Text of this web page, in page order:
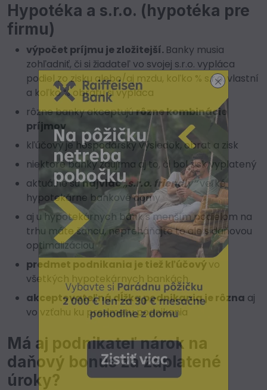
Hypotéka a s.r.o. (hypotéka pre
firmu)
výpočet príjmu je zložitejší. Banky musia
zohľadniť, či si žiadateľ vo svojej s.r.o. vypláca
podiel zo zisku alebo/aj mzdu, koľko % s.r.o. vlastní
a koľko % obratu si vypláca
rôzne banky akceptujúrôzne kombinácie
príjmov
kľúčový je hospodársky výsledok, obrat a zisk
niektoré banky zaujíma aj to, či bol zisk vyplatený
aktuálne súnajviac„s.r.o. friendly“veľké
hypotekárne bankové domy
aj u hypotekárnych bánk s menším podielom na
trhu máte šancu, nepreháňajte to ale s daňovou
optimalizáciou
predmet podnikania je tiež kľúčovývo
všetkých hypotekárnych bankách
akceptovateľná dĺžka podnikania je rôzna aj
vo vzťahu ku predmetu podnikania
Má aj podnikateľ nárok na
daňový bonus za zaplatené
úroky?